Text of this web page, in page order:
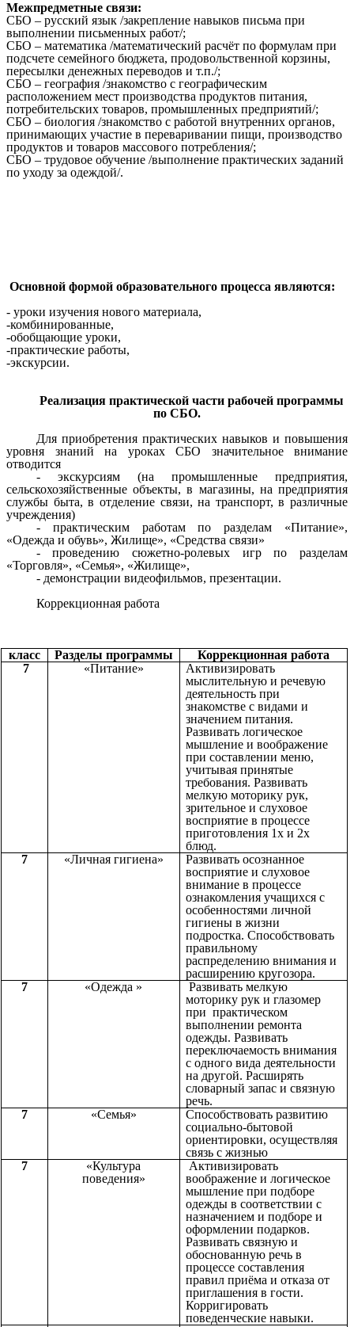
Межпредметные связи:
СБО – русский язык /закрепление навыков письма при
выполнении письменных работ/;
СБО – математика /математический расчёт по формулам при
подсчете семейного бюджета, продовольственной корзины,
пересылки денежных переводов и т.п./;
СБО – география /знакомство с географическим
расположением мест производства продуктов питания,
потребительских товаров, промышленных предприятий/;
СБО – биология /знакомство с работой внутренних органов,
принимающих участие в переваривании пищи, производство
продуктов и товаров массового потребления/;
СБО – трудовое обучение /выполнение практических заданий
по уходу за одеждой/.
Основной формой образовательного процесса являются:
- уроки изучения нового материала,
-комбинированные,
-обобщающие уроки,
-практические работы,
-экскурсии.
Реализация практической части рабочей программы
по СБО.
Для приобретения практических навыков и повышения
уровня знаний на уроках СБО значительное внимание
отводится
- экскурсиям (на промышленные предприятия,
сельскохозяйственные объекты, в магазины, на предприятия
службы быта, в отделение связи, на транспорт, в различные
учреждения)
- практическим работам по разделам «Питание»,
«Одежда и обувь», Жилище», «Средства связи»
- проведению сюжетно-ролевых игр по разделам
«Торговля», «Семья», «Жилище»,
- демонстрации видеофильмов, презентации.
Коррекционная работа
класс Разделы программы
Коррекционная работа
7
«Питание»
Активизировать
мыслительную и речевую
деятельность при
знакомстве с видами и
значением питания.
Развивать логическое
мышление и воображение
при составлении меню,
учитывая принятые
требования. Развивать
мелкую моторику рук,
зрительное и слуховое
восприятие в процессе
приготовления 1х и 2х
блюд.
7
«Личная гигиена»
Развивать осознанное
восприятие и слуховое
внимание в процессе
ознакомления учащихся с
особенностями личной
гигиены в жизни
подростка. Способствовать
правильному
распределению внимания и
расширению кругозора.
7
«Одежда »
Развивать мелкую
моторику рук и глазомер
при практическом
выполнении ремонта
одежды. Развивать
переключаемость внимания
с одного вида деятельности
на другой. Расширять
словарный запас и связную
речь.
7
«Семья»
Способствовать развитию
социально-бытовой
ориентировки, осуществляя
связь с жизнью
7
«Культура
поведения»
Активизировать
воображение и логическое
мышление при подборе
одежды в соответствии с
назначением и подборе и
оформлении подарков.
Развивать связную и
обоснованную речь в
процессе составления
правил приёма и отказа от
приглашения в гости.
Корригировать
поведенческие навыки.